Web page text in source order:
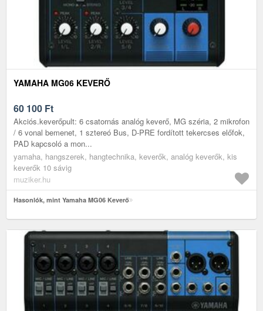
YAMAHA MG06 KEVERŐ
60 100 Ft
Akciós.keverőpult: 6 csatornás analóg keverő, MG széria, 2 mikrofon
/ 6 vonal bemenet, 1 sztereó Bus, D-PRE fordított tekercses előfok,
PAD kapcsoló a mon...
yamaha, hangszerek, hangtechnika, keverők, analóg keverők, kis
keverők 10 sávig
muziker.hu
Hasonlók, mint Yamaha MG06 Keverő